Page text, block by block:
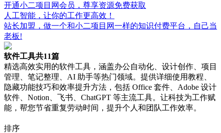
开通小二项目网会员，尊享资源免费获取
人工智能，让你的工作更高效！
站长加盟，做一个和小二项目网一样的知识付费平台，自己当
老板!
软件工具共11篇
精选高效实用的软件工具，涵盖办公自动化、设计创作、项目
管理、笔记整理、AI 助手等热门领域。提供详细使用教程、
隐藏功能技巧和效率提升方法，包括 Office 套件、Adobe 设计
软件、Notion、飞书、ChatGPT 等主流工具。让科技为工作赋
能，帮您节省重复劳动时间，提升个人和团队工作效率。
排序